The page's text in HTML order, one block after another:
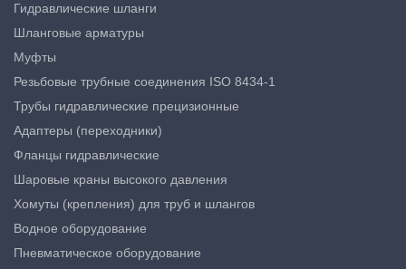
Гидравлические шланги
Шланговые арматуры
Муфты
Резьбовые трубные соединения ISO 8434-1
Трубы гидравлические прецизионные
Адаптеры (переходники)
Фланцы гидравлические
Шаровые краны высокого давления
Хомуты (крепления) для труб и шлангов
Водное оборудование
Пневматическое оборудование